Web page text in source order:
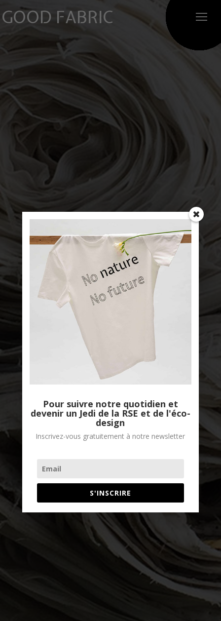
GOOD FABRIC
Good Stories
Pour suivre notre quotidien et
devenir un Jedi de la RSE et de l'éco-
design
Inscrivez-vous gratuitement à notre newsletter
S'INSCRIRE